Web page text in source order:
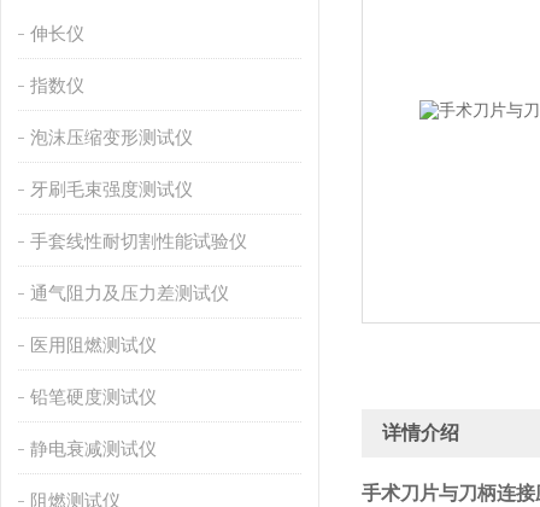
伸长仪
指数仪
泡沫压缩变形测试仪
牙刷毛束强度测试仪
手套线性耐切割性能试验仪
通气阻力及压力差测试仪
医用阻燃测试仪
铅笔硬度测试仪
静电衰减测试仪
阻燃测试仪
详情介绍
手术刀片与刀柄连